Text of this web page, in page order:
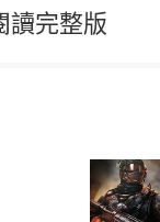
讀完整版